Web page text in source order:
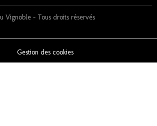
Vignoble – Tous droits réservés
Gestion des cookies